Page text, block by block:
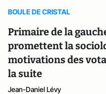
BOULE DE CRISTAL
Primaire de la
promettent la
motivations des
la suite
Jean-Daniel Lévy